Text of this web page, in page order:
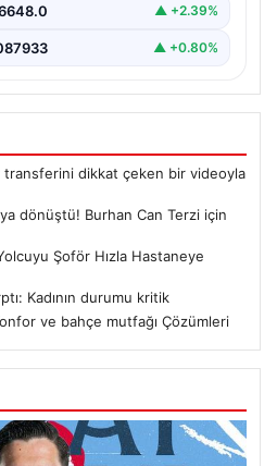
▲ +2.39%
▲ +0.80%
transferini dikkat çeken bir videoyla
dönüştü! Burhan Can Terzi için
Şoför Hızla Hastaneye
Kadının durumu kritik
ve bahçe mutfağı Çözümleri